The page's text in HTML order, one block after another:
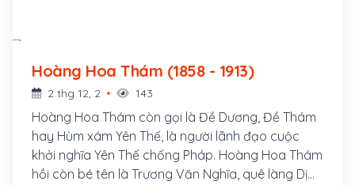
Hoàng Hoa Thám (1858 - 1913)
2 thg 12, 2 143
Hoàng Hoa Thám còn gọi là Đề Dương, Đề Thám
hay Hùm xám Yên Thế, là người lãnh đạo cuộc
khởi nghĩa Yên Thế chống Pháp. Hoàng Hoa Thám
hồi còn bé tên là Trương Văn Nghĩa, quê làng Dị